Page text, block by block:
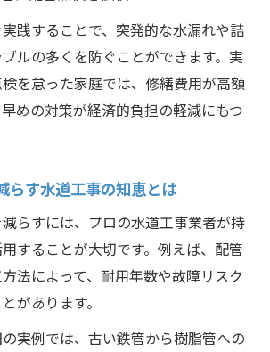
践することで、突発的な水漏れや詰
ルの多くを防ぐことができます。実
を怠った家庭では、修繕費用が高額
めの対策が経済的負担の軽減にもつ
らす水道工事の知恵とは
らすには、プロの水道工事業者が持
することが大切です。例えば、配管
法によって、耐用年数や故障リスク
があります。
実例では、古い鉄管から樹脂管への